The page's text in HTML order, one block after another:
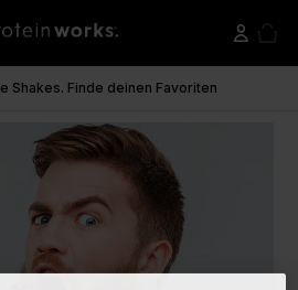
Shakes. Finde deinen Favoriten